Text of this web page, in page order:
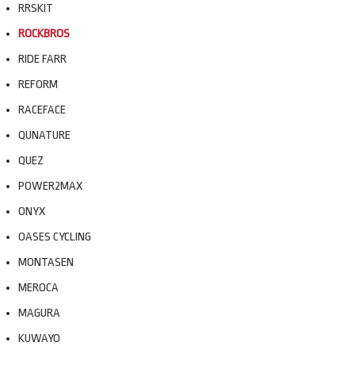
RRSKIT
ROCKBROS
RIDE FARR
REFORM
RACEFACE
QUNATURE
QUEZ
POWER2MAX
ONYX
OASES CYCLING
MONTASEN
MEROCA
MAGURA
KUWAYO